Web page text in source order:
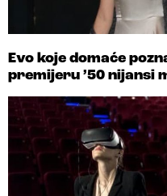
Evo koje domaće
premijeru ’50 nijansi